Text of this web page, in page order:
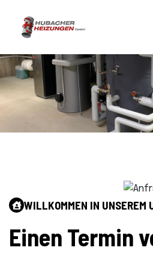
WILLKOMMEN IN UNSEREM
Einen Termin